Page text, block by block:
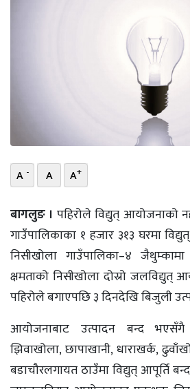
ऊर्जा
विशेष
A - A A+
बागलुङ ।पहिरोले विद्युत् आयोजनाको
गाउँपालिकाका १ हजार ३१३ घरमा
निसीखोला गाउँपालिका–४
क्षमताको निसीखोला दोस्रो जलविद्युत्
पहिरोले बगाएपछि ३ दिनदेखि बिजुली
आयोजनाबाट उत्पादन बन्द भएसँगै
झिवाखोला, छापाखानी, धाराखर्क,
बडाचौरलगायत ठाउँमा विद्युत् आपूर्ति